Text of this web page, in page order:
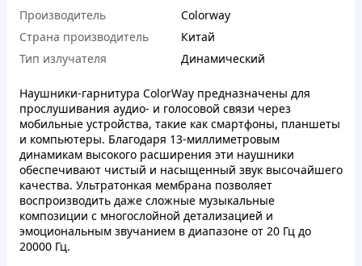
Производитель
Colorway
Страна производитель
Китай
Тип излучателя
Динамический
Наушники-гарнитура ColorWay предназначены для
прослушивания аудио- и голосовой связи через
мобильные устройства, такие как смартфоны, планшеты
и компьютеры. Благодаря 13-миллиметровым
динамикам высокого расширения эти наушники
обеспечивают чистый и насыщенный звук высочайшего
качества. Ультратонкая мембрана позволяет
воспроизводить даже сложные музыкальные
композиции с многослойной детализацией и
эмоциональным звучанием в диапазоне от 20 Гц до
20000 Гц.